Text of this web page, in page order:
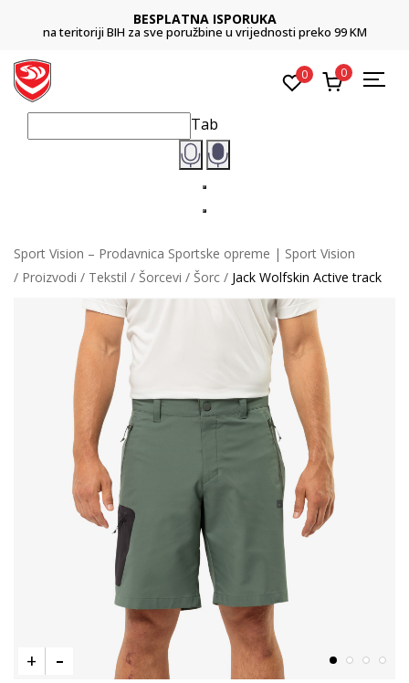
BESPLATNA ISPORUKA
na teritoriji BIH za sve poružbine u vrijednosti preko 99 KM
0 0
Tab
Sport Vision – Prodavnica Sportske opreme | Sport Vision
Proizvodi
Tekstil Šorcevi Šorc Jack Wolfskin Active track